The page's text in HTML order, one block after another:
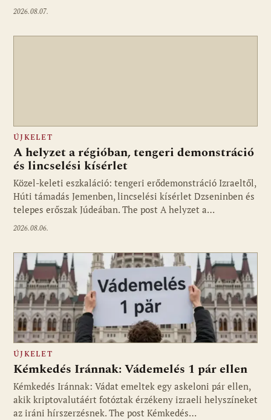
2026.08.07.
ÚJKELET
A helyzet a régióban, tengeri demonstráció
és lincselési kísérlet
Közel-keleti eszkaláció: tengeri erődemonstráció Izraeltől,
Húti támadás Jemenben, lincselési kísérlet Dzseninben és
telepes erőszak Júdeában. The post A helyzet a…
2026.08.06.
ÚJKELET
Kémkedés Iránnak: Vádemelés 1 pár ellen
Kémkedés Iránnak: Vádat emeltek egy askeloni pár ellen,
akik kriptovalutáért fotóztak érzékeny izraeli helyszíneket
az iráni hírszerzésnek. The post Kémkedés…